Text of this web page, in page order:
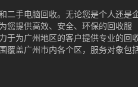
二手电脑回收。无论您是个人还是
您提供高效、安全、环保的回收服
于为广州地区的客户提供专业的回
覆盖广州市内各个区，服务对象包